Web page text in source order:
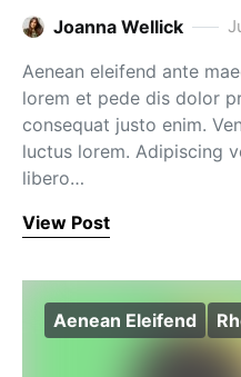
Joanna Wellick
Aenean eleifend ante
lorem et pede dis dolor
consequat justo enim.
luctus lorem. Adipiscing
libero…
View Post
Aenean Eleifend